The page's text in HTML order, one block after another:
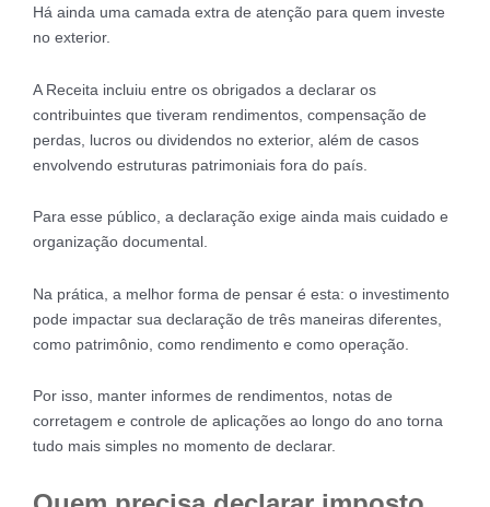
Há ainda uma camada extra de atenção para quem investe
no exterior.
A Receita incluiu entre os obrigados a declarar os
contribuintes que tiveram rendimentos, compensação de
perdas, lucros ou dividendos no exterior, além de casos
envolvendo estruturas patrimoniais fora do país.
Para esse público, a declaração exige ainda mais cuidado e
organização documental.
Na prática, a melhor forma de pensar é esta: o investimento
pode impactar sua declaração de três maneiras diferentes,
como patrimônio, como rendimento e como operação.
Por isso, manter informes de rendimentos, notas de
corretagem e controle de aplicações ao longo do ano torna
tudo mais simples no momento de declarar.